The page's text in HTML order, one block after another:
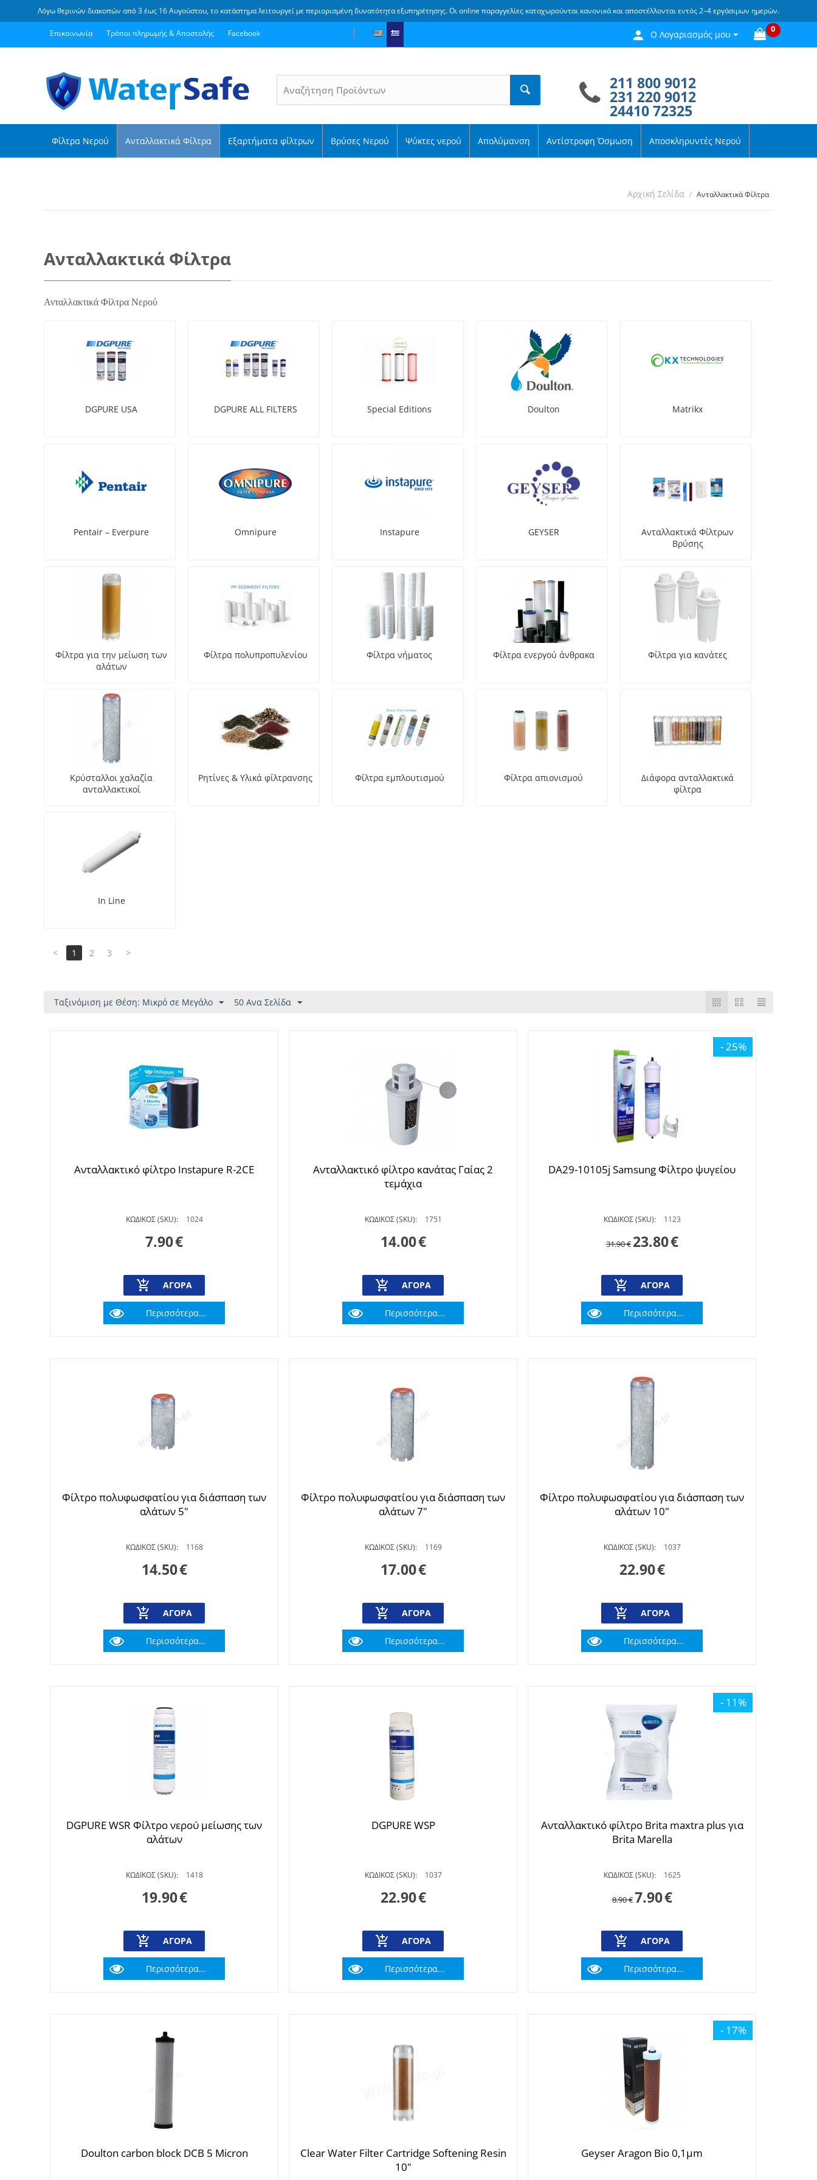
Λόγω θερινών διακοπών από 3 έως 16 Αυγούστου, το κατάστημα λειτουργεί με περιορισμένη δυνατότητα εξυπηρέτησης. Οι online παραγγελίες καταχωρούνται κανονικά και αποστέλλονται εντός 2–4 εργάσιμων ημερών.
Επικοινωνία Τρόποι πληρωμής & Αποστολής Facebook 0
Ο Λογαριασμός μου
211 800 9012
231 220 9012
24410 72325
Φίλτρα Νερού Ανταλλακτικά Φίλτρα Εξαρτήματα φίλτρων Βρύσες Νερού Ψύκτες νερού Απολύμανση Αντίστροφη Όσμωση Αποσκληρυντές Νερού
Αρχική Σελίδα / Ανταλλακτικά Φίλτρα
Ανταλλακτικά Φίλτρα
Ανταλλακτικά Φίλτρα Νερού
DGPURE USA DGPURE ALL FILTERS Special Editions Doulton Matrikx
Pentair – Everpure Omnipure Instapure GEYSER
Ανταλλακτικά Φίλτρων
Βρύσης
Φίλτρα για την μείωση των
αλάτων
Φίλτρα πολυπροπυλενίου Φίλτρα νήματος Φίλτρα ενεργού άνθρακα Φίλτρα για κανάτες
Κρύσταλλοι χαλαζία
ανταλλακτικοί
Ρητίνες & Υλικά φίλτρανσης Φίλτρα εμπλουτισμού Φίλτρα απιονισμού
Διάφορα ανταλλακτικά
φίλτρα
In Line
< 1 2 3 >
Ταξινόμιση με Θέση: Μικρό σε Μεγάλο 50 Ανα Σελίδα
Ανταλλακτικό φίλτρο Instapure R-2CE
ΚΩΔΙΚΟΣ (SKU): 1024
7.90€
ΑΓΟΡΆ
Περισσότερα...
Ανταλλακτικό φίλτρο κανάτας Γαίας 2
τεμάχια
ΚΩΔΙΚΟΣ (SKU): 1751
14.00€
ΑΓΟΡΆ
Περισσότερα...
- 25%
DA29-10105j Samsung Φίλτρο ψυγείου
ΚΩΔΙΚΟΣ (SKU): 1123
31.90€ 23.80€
ΑΓΟΡΆ
Περισσότερα...
Φίλτρο πολυφωσφατίου για διάσπαση των
αλάτων 5"
ΚΩΔΙΚΟΣ (SKU): 1168
14.50€
ΑΓΟΡΆ
Περισσότερα...
Φίλτρο πολυφωσφατίου για διάσπαση των
αλάτων 7"
ΚΩΔΙΚΟΣ (SKU): 1169
17.00€
ΑΓΟΡΆ
Περισσότερα...
Φίλτρο πολυφωσφατίου για διάσπαση των
αλάτων 10"
ΚΩΔΙΚΟΣ (SKU): 1037
22.90€
ΑΓΟΡΆ
Περισσότερα...
DGPURE WSR Φίλτρο νερού μείωσης των
αλάτων
ΚΩΔΙΚΟΣ (SKU): 1418
19.90€
ΑΓΟΡΆ
Περισσότερα...
DGPURE WSP
ΚΩΔΙΚΟΣ (SKU): 1037
22.90€
ΑΓΟΡΆ
Περισσότερα...
- 11%
Ανταλλακτικό φίλτρο Brita maxtra plus για
Brita Marella
ΚΩΔΙΚΟΣ (SKU): 1625
8.90€7.90€
ΑΓΟΡΆ
Περισσότερα...
Doulton carbon block DCB 5 Micron
Clear Water Filter Cartridge Softening Resin
10"
- 17%
Geyser Aragon Bio 0,1μm